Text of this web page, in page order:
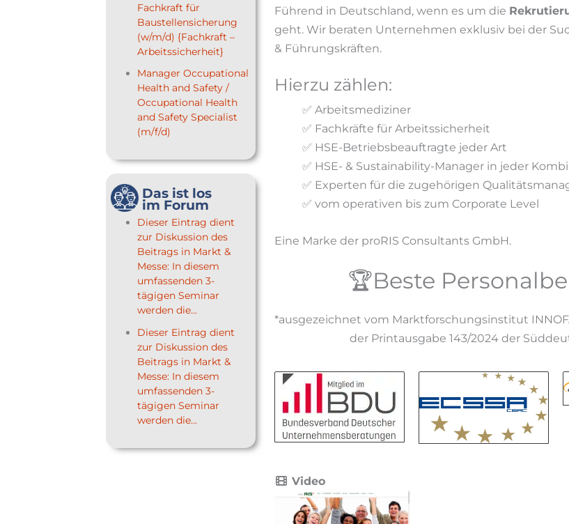
Fachkraft für
Baustellensicherung
(w/m/d) {Fachkraft –
Arbeitssicherheit}
Manager Occupational
Health and Safety /
Occupational Health
and Safety Specialist
(m/f/d)
Das ist los
im Forum
Dieser Eintrag dient
zur Diskussion des
Beitrags in Markt &
Messe: In diesem
umfassenden 3-
tägigen Seminar
werden die...
Dieser Eintrag dient
zur Diskussion des
Beitrags in Markt &
Messe: In diesem
umfassenden 3-
tägigen Seminar
werden die...
Führend in Deutschland, wenn es um die
geht. Wir beraten Unternehmen exklusiv bei der
& Führungskräften.
Hierzu zählen:
✅ Arbeitsmediziner
✅ Fachkräfte für Arbeitssicherheit
✅ HSE-Betriebsbeauftragte jeder Art
✅ HSE- & Sustainability-Manager in jeder
✅ Experten für die zugehörigen
✅ vom operativen bis zum Corporate Level
Eine Marke der proRIS Consultants GmbH.
🏆Beste
*ausgezeichnet vom Marktforschungsinstitut
der Printausgabe 143/2024 der
Video